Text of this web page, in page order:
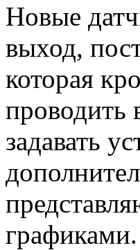
Новые
выход,
которая
проводить
задавать
графиками.